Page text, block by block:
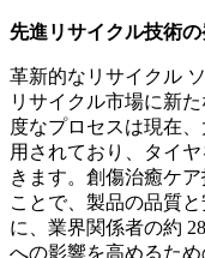
先進リサイクル技術
革新的なリサイクル
リサイクル市場に新
度なプロセスは現在
用されており、タイ
きます。創傷治癒ケ
ことで、製品の品質
に、業界関係者の約
への影響を高めるた